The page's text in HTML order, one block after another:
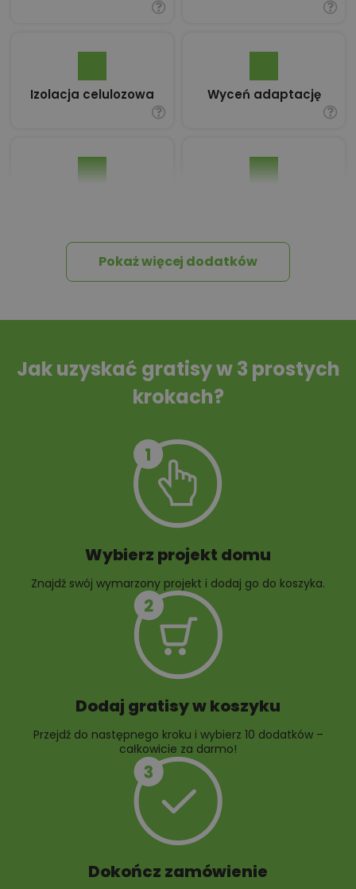
Izolacja celulozowa Wyceń adaptację
Tablica informacyjna
Przydomowa
10 projektów małej
10 projektów rabat
Pokaż więcej dodatków
Jak uzyskać gratisy w 3 prostych
krokach?
Wybierz projekt domu
Znajdź swój wymarzony projekt i dodaj go do koszyka.
Dodaj gratisy w koszyku
Przejdź do następnego kroku i wybierz 10 dodatków –
całkowicie za darmo!
Dokończ zamówienie